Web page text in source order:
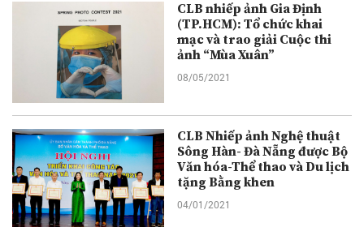
CLB nhiếp ảnh Gia Định
(TP.HCM): Tổ chức khai
mạc và trao giải Cuộc thi
ảnh “Mùa Xuân”
08/05/2021
CLB Nhiếp ảnh Nghệ thuật
Sông Hàn- Đà Nẵng được Bộ
Văn hóa-Thể thao và Du lịch
tặng Bằng khen
04/01/2021